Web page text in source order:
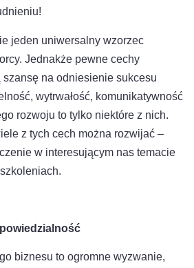
jeden uniwersalny wzorzec
Jednakże pewne cechy
na odniesienie sukcesu
wytrwałość, komunikatywność
rozwoju to tylko niektóre z nich.
z tych cech można rozwijać –
w interesującym nas temacie
biznesu to ogromne wyzwanie,